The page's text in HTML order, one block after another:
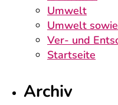
Umwelt
Umwelt
Ver- und
Startseite
Archiv